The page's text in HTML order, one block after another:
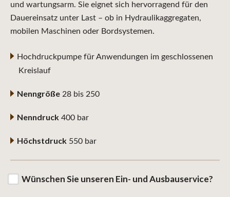
und wartungsarm. Sie eignet sich hervorragend für den
Dauereinsatz unter Last – ob in Hydraulikaggregaten,
mobilen Maschinen oder Bordsystemen.
Hochdruckpumpe für Anwendungen im geschlossenen
Kreislauf
Nenngröße 28 bis 250
Nenndruck 400 bar
Höchstdruck 550 bar
Wünschen Sie unseren Ein- und Ausbauservice?